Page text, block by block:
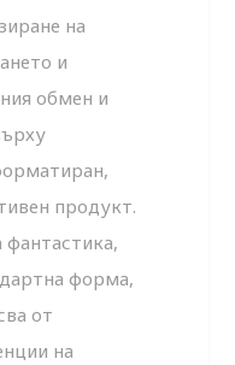
на
и
обмен и
продукт.
форма,
от
на